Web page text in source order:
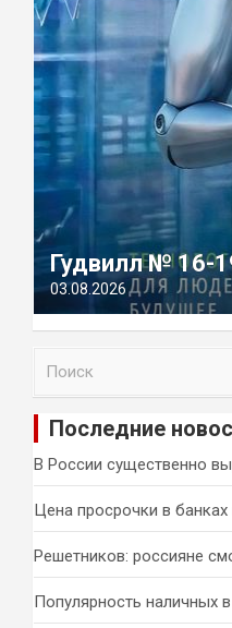
Гудвилл № 16-
03.08.2026
и
Последние
В России существенно
Цена просрочки в
Решетников: россияне
Популярность наличных